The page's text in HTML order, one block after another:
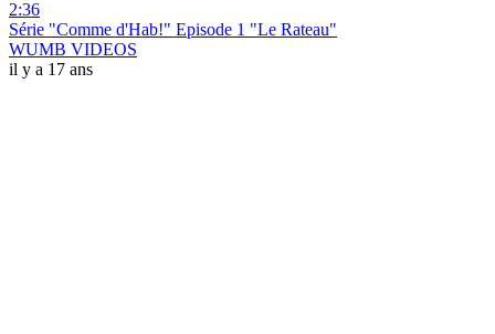
2:36
Série "Comme d'Hab!" Episode 1 "Le Rateau"
WUMB VIDEOS
il y a 17 ans